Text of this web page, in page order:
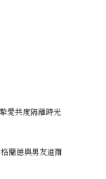
愛共度隔離時光
蘭德與男友道爾